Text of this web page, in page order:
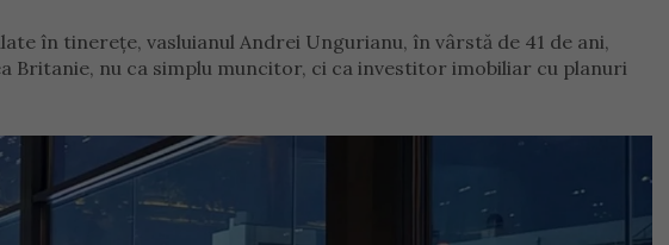
în tinerețe, vasluianul Andrei Ungurianu, în vârstă de 41 de ani,
Britanie, nu ca simplu muncitor, ci ca investitor imobiliar cu planuri